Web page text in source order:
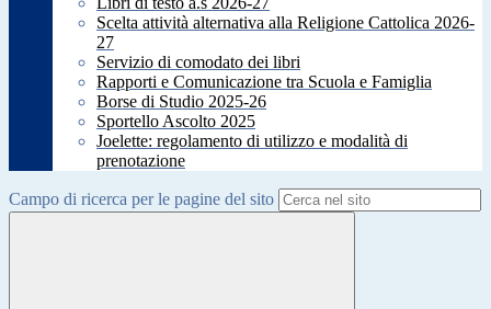
Scelta attività alternativa alla Religione Cattolica 2026-
27
Servizio di comodato dei libri
Rapporti e Comunicazione tra Scuola e Famiglia
Borse di Studio 2025-26
Sportello Ascolto 2025
Joelette: regolamento di utilizzo e modalità di
prenotazione
Campo di ricerca per le pagine del sito